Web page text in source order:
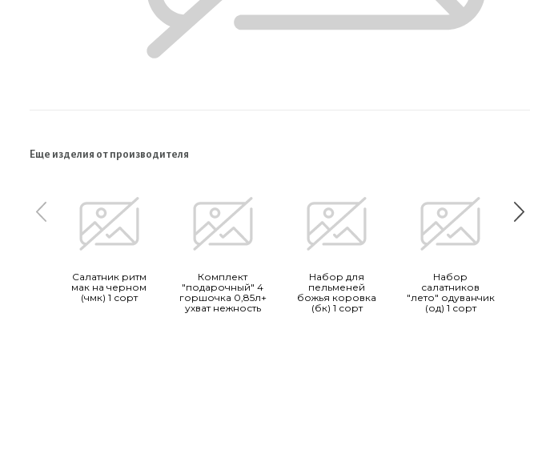
Еще изделия от производителя
Салатник ритм
мак на черном
(чмк) 1 сорт
Комплект
"подарочный" 4
горшочка 0,85л+
ухват нежность
Набор для
пельменей
божья коровка
(бк) 1 сорт
Набор
салатников
"лето" одуванчик
(од) 1 сорт